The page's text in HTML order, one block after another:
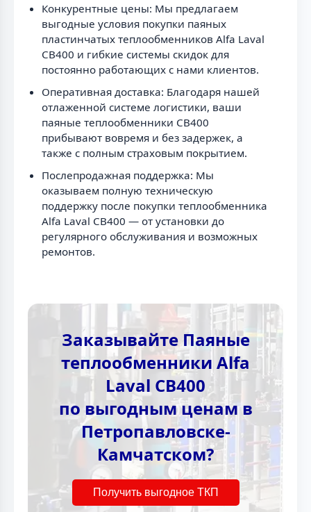
Конкурентные цены: Мы предлагаем
выгодные условия покупки паяных
пластинчатых теплообменников Alfa Laval
CB400 и гибкие системы скидок для
постоянно работающих с нами клиентов.
Оперативная доставка: Благодаря нашей
отлаженной системе логистики, ваши
паяные теплообменники CB400
прибывают вовремя и без задержек, а
также с полным страховым покрытием.
Послепродажная поддержка: Мы
оказываем полную техническую
поддержку после покупки теплообменника
Alfa Laval CB400 — от установки до
регулярного обслуживания и возможных
ремонтов.
Заказывайте Паяные
теплообменники Alfa
Laval CB400
по выгодным ценам в
Петропавловске-
Камчатском?
Получить выгодное ТКП